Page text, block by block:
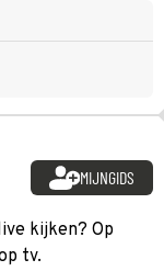
MIJNGIDS
kijken? Op
tv.